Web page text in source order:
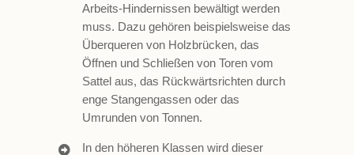
Arbeits-Hindernissen bewältigt werden
muss. Dazu gehören beispielsweise das
Überqueren von Holzbrücken, das
Öffnen und Schließen von Toren vom
Sattel aus, das Rückwärtsrichten durch
enge Stangengassen oder das
Umrunden von Tonnen.
In den höheren Klassen wird dieser